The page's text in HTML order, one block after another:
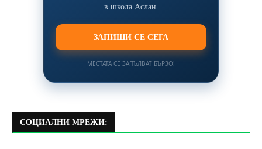
в школа Аслан.
ЗАПИШИ СЕ СЕГА
МЕСТАТА СЕ ЗАПЪЛВАТ БЪРЗО!
СОЦИАЛНИ МРЕЖИ: